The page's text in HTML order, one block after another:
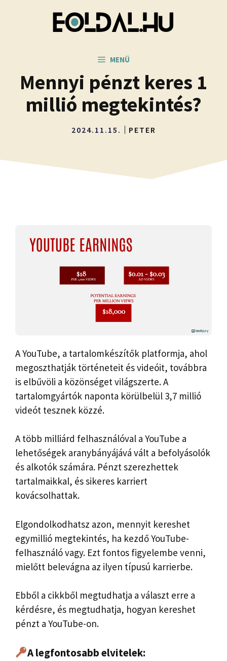
MENÜ
Mennyi pénzt keres 1
millió megtekintés?
2024.11.15. PETER
A YouTube, a tartalomkészítők platformja, ahol
megoszthatják történeteit és videóit, továbbra
is elbűvöli a közönséget világszerte. A
tartalomgyártók naponta körülbelül 3,7 millió
videót tesznek közzé.
A több milliárd felhasználóval a YouTube a
lehetőségek aranybányájává vált a befolyásolók
és alkotók számára. Pénzt szerezhettek
tartalmaikkal, és sikeres karriert
kovácsolhattak.
Elgondolkodhatsz azon, mennyit kereshet
egymillió megtekintés, ha kezdő YouTube-
felhasználó vagy. Ezt fontos figyelembe venni,
mielőtt belevágna az ilyen típusú karrierbe.
Ebből a cikkből megtudhatja a választ erre a
kérdésre, és megtudhatja, hogyan kereshet
pénzt a YouTube-on.
A legfontosabb elvitelek: